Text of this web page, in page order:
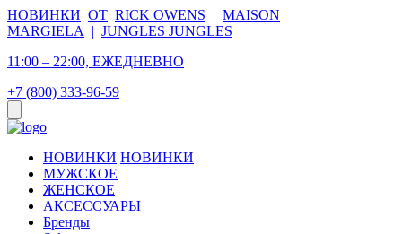
НОВИНКИ ОТ RICK OWENS | MAISON
MARGIELA
| JUNGLES JUNGLES
11:00 – 22:00, ЕЖЕДНЕВНО
+7 (800) 333-96-59
НОВИНКИ НОВИНКИ
МУЖСКОЕ
ЖЕНСКОЕ
АКСЕССУАРЫ
Бренды